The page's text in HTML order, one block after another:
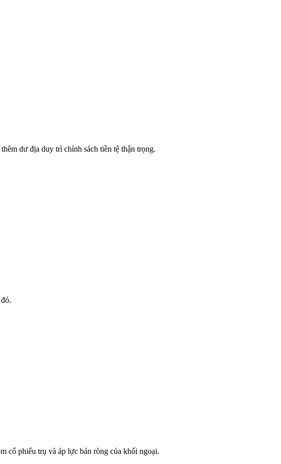
dư địa duy trì chính sách tiền tệ thận trọng.
cổ phiếu trụ và áp lực bán ròng của khối ngoại.